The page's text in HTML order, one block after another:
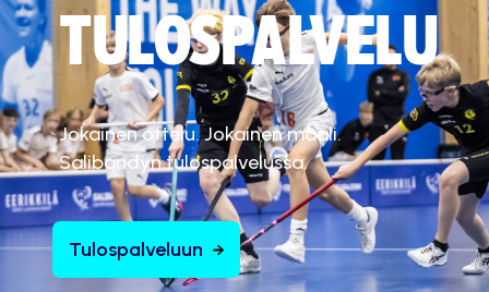
TULOSPALVELU
Jokainen ottelu. Jokainen maali.
Salibandyn tulospalvelussa.
Tulospalveluun